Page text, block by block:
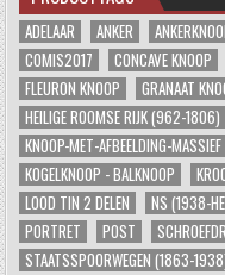
ADELAAR ANKER
COMIS2017
CONCAVE KNOOP
FLEURON KNOOP
GRANAAT
HEILIGE ROOMSE RIJK (962-1806)
KNOOP-MET-AFBEELDING-MASSIEF
KOGELKNOOP - BALKNOOP
LOOD TIN 2 DELEN
NS (1938-
PORTRET
POST
STAATSSPOORWEGEN (1863-